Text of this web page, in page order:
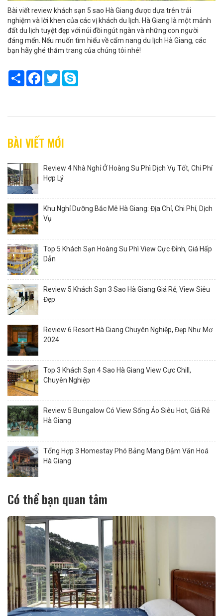
Bài viết review khách sạn 5 sao Hà Giang được dựa trên trải
nghiệm và lời khen của các vị khách du lịch. Hà Giang là một mảnh
đất du lịch tuyệt đẹp với núi đồi ngút ngàn và những con người
đáng mến. Nếu muốn tìm hiểu về cẩm nang du lịch Hà Giang, các
bạn hãy ghé thăm trang của chúng tôi nhé!
Share Facebook
Twitter
BÀI VIẾT MỚI
Review 4 Nhà Nghỉ Ở Hoàng Su Phì Dịch Vụ Tốt, Chi Phí
Hợp Lý
Khu Nghỉ Dưỡng Bắc Mê Hà Giang: Địa Chỉ, Chi Phí, Dịch
Vụ
Top 5 Khách Sạn Hoàng Su Phì View Cực Đỉnh, Giá Hấp
Dẫn
Review 5 Khách Sạn 3 Sao Hà Giang Giá Rẻ, View Siêu
Đẹp
Review 6 Resort Hà Giang Chuyên Nghiệp, Đẹp Như Mơ
2024
Top 3 Khách Sạn 4 Sao Hà Giang View Cực Chill,
Chuyên Nghiệp
Review 5 Bungalow Có View Sống Ảo Siêu Hot, Giá Rẻ
Hà Giang
Tổng Hợp 3 Homestay Phó Bảng Mang Đậm Văn Hoá
Hà Giang
Có thể bạn quan tâm